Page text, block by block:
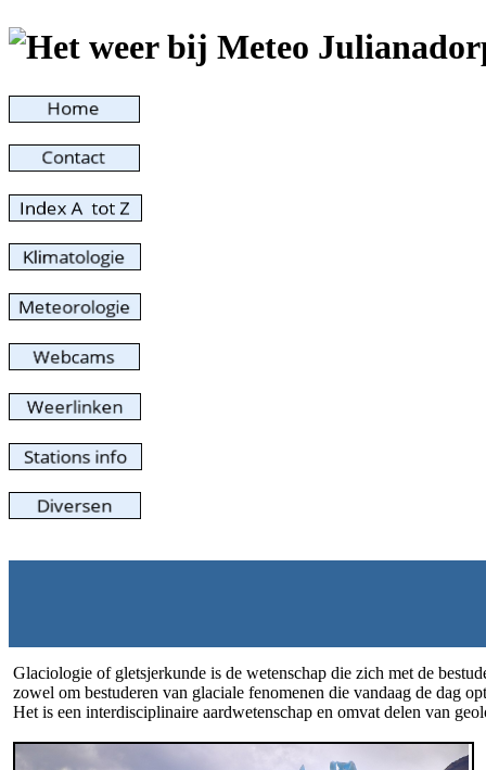
Glaciologie of gletsjerkunde is de wetenschap die zich met de
zowel om bestuderen van glaciale fenomenen die vandaag de dag
Het is een interdisciplinaire aardwetenschap en omvat delen van